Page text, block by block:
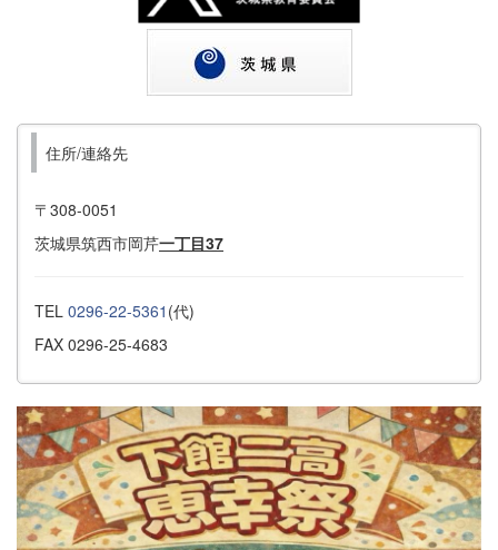
住所/連絡先
〒308-0051
茨城県筑西市岡芹一丁目37
TEL 0296-22-5361 (代)
FAX 0296-25-4683